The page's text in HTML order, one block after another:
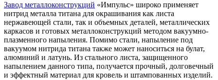
Завод металлоконструкций «Импульс» широко применяет
нитрид металла титана для окрашивания как листа
нержавеющей стали, так и объемных деталей, металлических
каркасов и готовых металлоконструкций методом вакуумно-
плазменного напыления. Помимо стали, напыление под
вакуумом нитрида титана также может наноситься на булат,
алюминий и латунь. Из стального листа, защищенного
напылением данного типа, получается прочный, долговечный
и эффектный материал для кровель и штампованных изделий.